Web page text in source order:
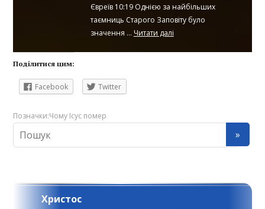
Євреїв 10:19 Однією за найбільших
таємниць Старого Заповіту було
значення ... Читати далі
Поділитися цим:
Facebook Twitter
Позначки:Чому Ісус помер
Христос